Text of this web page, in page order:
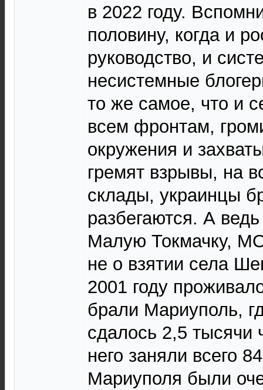
в 2022 году.
половину, когда и
руководство, и
несистемные
то же самое, что и
всем фронтам,
окружения и
гремят взрывы, на
склады, украинцы
разбегаются. А
Малую Токмачку,
не о взятии села
2001 году
брали Мариуполь,
сдалось 2,5 тысячи
него заняли всего
Мариуполя были